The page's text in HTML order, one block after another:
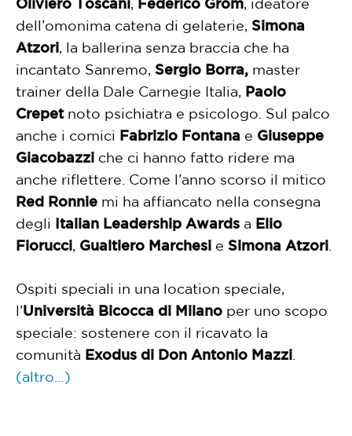
dell’omonima catena di gelaterie, Simona
Atzori , la ballerina senza braccia che ha
incantato Sanremo, Sergio Borra, master
trainer della Dale Carnegie Italia, Paolo
Crepetnoto psichiatra e psicologo. Sul palco
anche i comici Fabrizio Fontana e Giuseppe
Giacobazzi che ci hanno fatto ridere ma
anche riflettere. Come l’anno scorso il mitico
Red Ronnie mi ha affiancato nella consegna
degli Italian Leadership Awards a Elio
Fiorucci Gualtiero Marchesi e Simona Atzori
Ospiti speciali in una location speciale,
l’Università Bicocca di Milano per uno scopo
speciale: sostenere con il ricavato la
comunità Exodus di Don Antonio Mazzi
(altro…)